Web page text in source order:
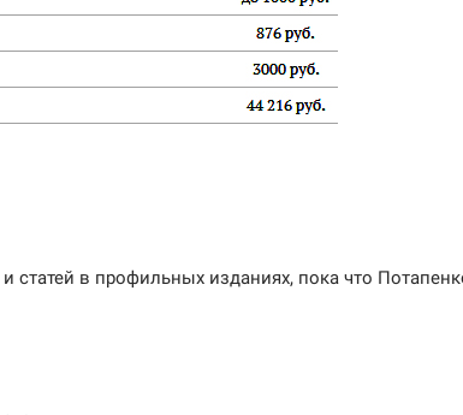
статей в профильных изданиях, пока что